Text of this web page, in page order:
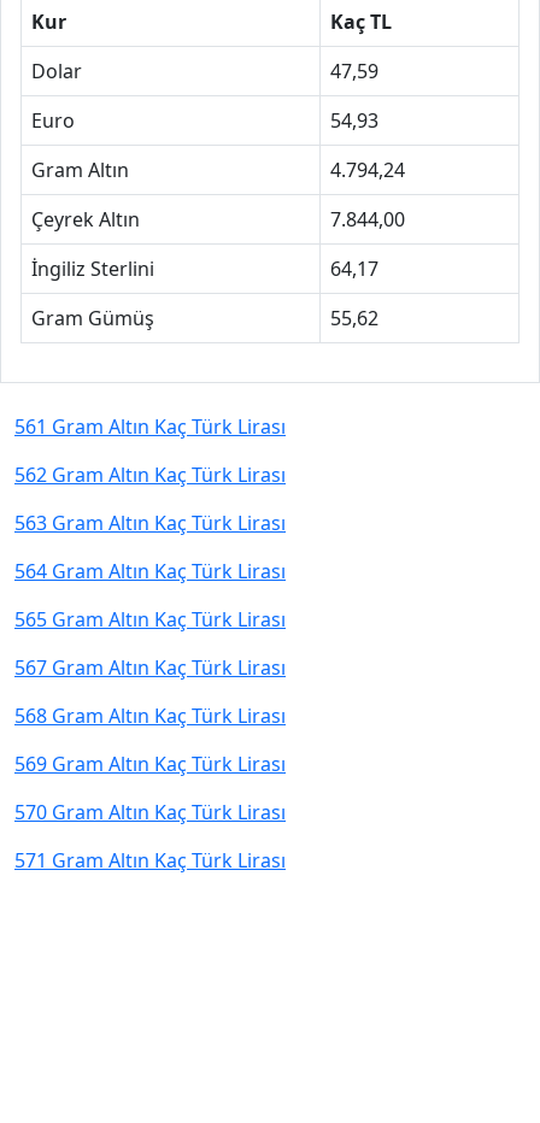
Kur
Kaç TL
Dolar
47,59
Euro
54,93
Gram Altın
4.794,24
Çeyrek Altın
7.844,00
İngiliz Sterlini
64,17
Gram Gümüş
55,62
561 Gram Altın Kaç Türk Lirası
562 Gram Altın Kaç Türk Lirası
563 Gram Altın Kaç Türk Lirası
564 Gram Altın Kaç Türk Lirası
565 Gram Altın Kaç Türk Lirası
567 Gram Altın Kaç Türk Lirası
568 Gram Altın Kaç Türk Lirası
569 Gram Altın Kaç Türk Lirası
570 Gram Altın Kaç Türk Lirası
571 Gram Altın Kaç Türk Lirası